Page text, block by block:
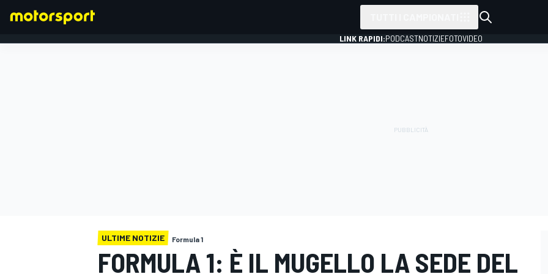
LINK RAPIDI:PODCASTNOTIZIEFOTOVIDEO
ULTIME NOTIZIE Formula 1
FORMULA 1: È IL MUGELLO LA SEDE DEL